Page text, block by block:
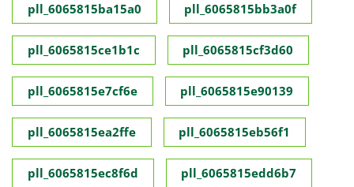
pll_6065815ba15a0 pll_6065815bb3a0f
pll_6065815ce1b1c pll_6065815cf3d60
pll_6065815e7cf6e pll_6065815e90139
pll_6065815ea2ffe pll_6065815eb56f1
pll_6065815ec8f6d pll_6065815edd6b7